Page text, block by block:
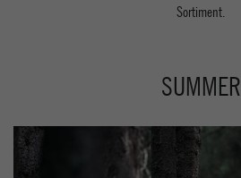
Sortiment.
SUMMER